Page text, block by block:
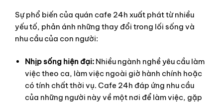
Sự phổ biến của quán cafe 24h xuất phát từ nhiều
yếu tố, phản ánh những thay đổi trong lối sống và
nhu cầu của con người:
Nhịp sống hiện đại: Nhiều ngành nghề yêu cầu làm
việc theo ca, làm việc ngoài giờ hành chính hoặc
có tính chất thời vụ. Cafe 24h đáp ứng nhu cầu
của những người này về một nơi để làm việc, gặp